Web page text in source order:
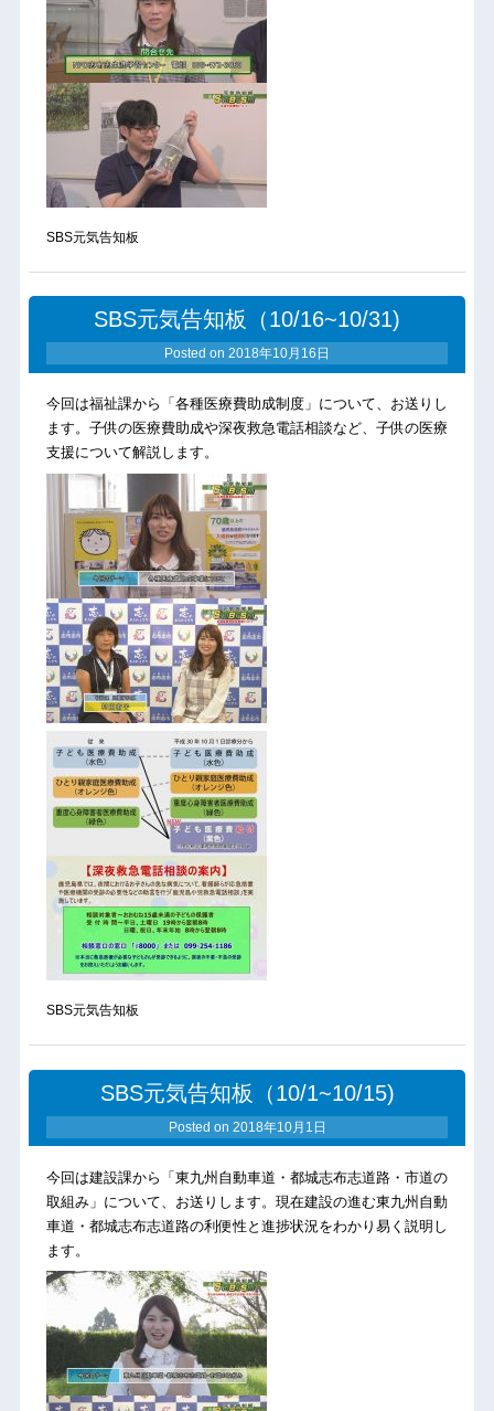
SBS元気告知板
SBS元気告知板（10/16~10/31)
Posted on 2018年10月16日
今回は福祉課から「各種医療費助成制度」について、お送りし
ます。子供の医療費助成や深夜救急電話相談など、子供の医療
支援について解説します。
SBS元気告知板
SBS元気告知板（10/1~10/15)
Posted on 2018年10月1日
今回は建設課から「東九州自動車道・都城志布志道路・市道の
取組み」について、お送りします。現在建設の進む東九州自動
車道・都城志布志道路の利便性と進捗状況をわかり易く説明し
ます。